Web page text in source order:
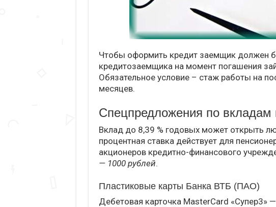
Чтобы оформить кредит заемщик должен
кредитозаемщика на момент погашения
Обязательное условие – стаж работы на
месяцев.
Спецпредложения по
Вклад до 8,39 % годовых может открыть
процентная ставка действует для
акционеров кредитно-финансового
— 1000 рублей.
Пластиковые карты Банка ВТБ (ПАО)
Дебетовая карточка MasterCard «Супер3»